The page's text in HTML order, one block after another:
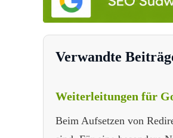
Verwandte
Weiterleitungen für
Beim Aufsetzen von